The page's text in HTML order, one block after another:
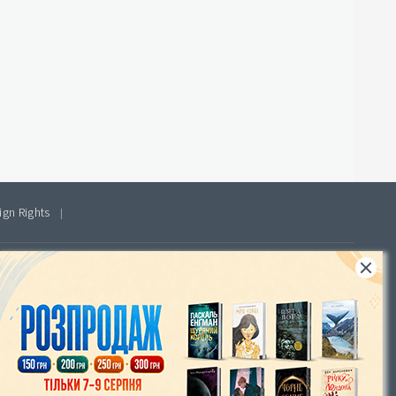
Rights |
46018, м. Тернопіль, А/С 529
Тел.: (067) 350-18-70, (066) 727-17-62
e-mail:
mail@bohdan-books.com